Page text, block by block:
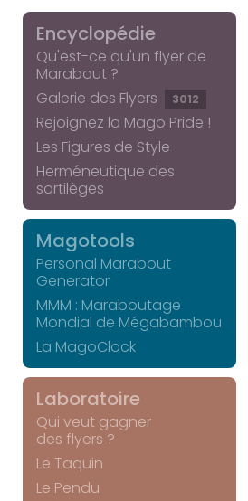
Encyclopédie
Qu'est-ce qu'un flyer de
Marabout ?
Galerie des Flyers
3012
Rejoignez la Mago Pride !
Les Figures de Style
Herméneutique des
sortilèges
Magotools
Personal Marabout
Generator
MMM : Maraboutage
Mondial de Mégabambou
La MagoClock
Laboratoire
Qui veut gagner
des flyers ?
Le Taquin
Le Pendu